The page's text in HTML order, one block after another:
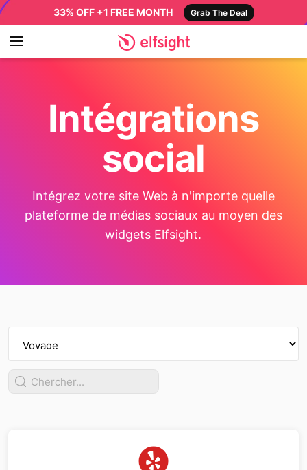
33% OFF +1 FREE MONTH Grab The Deal
Intégrations
social
Intégrez votre site Web à n'importe quelle
plateforme de médias sociaux au moyen des
widgets Elfsight.